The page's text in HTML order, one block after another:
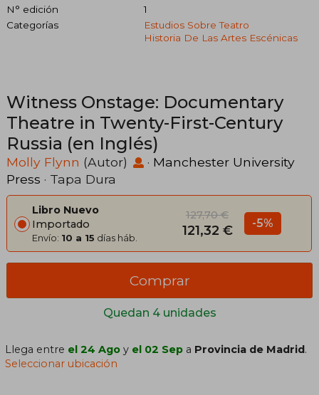
N° edición
1
Categorías
Estudios Sobre Teatro
Historia De Las Artes Escénicas
Witness Onstage: Documentary
Theatre in Twenty-First-Century
Russia (en Inglés)
Molly Flynn (Autor) · Manchester University
Press · Tapa Dura
Libro Nuevo
Importado
Envío: 10 a 15 días háb.
127,70 €
121,32 € -5%
Quedan 4 unidades
Comprar
Llega entre el 24 Ago y el 02 Sep a Provincia de Madrid.
Seleccionar ubicación